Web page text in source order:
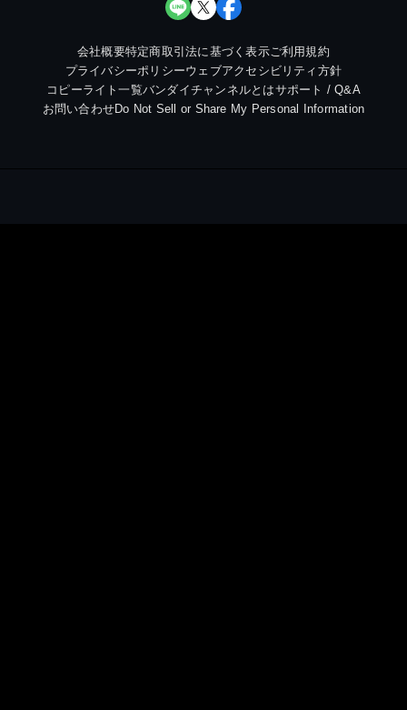
会社概要特定商取引法に基づく表示ご利用規約
プライバシーポリシーウェブアクセシビリティ方針
コピーライト一覧バンダイチャンネルとはサポート / Q&A
お問い合わせDo Not Sell or Share My Personal Information